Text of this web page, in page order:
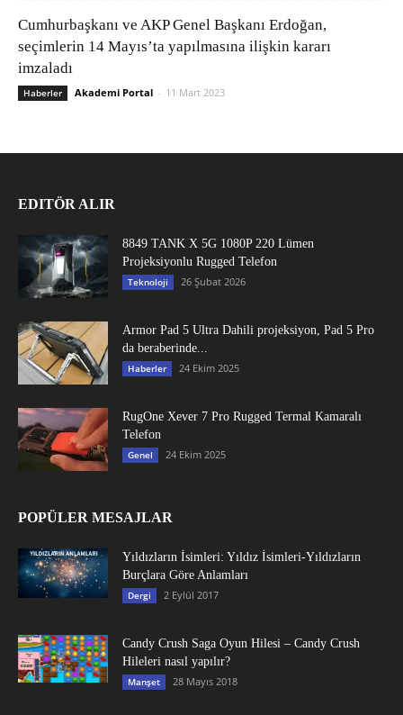
Cumhurbaşkanı ve AKP Genel Başkanı Erdoğan,
seçimlerin 14 Mayıs’ta yapılmasına ilişkin kararı
imzaladı
Haberler Akademi Portal - 11 Mart 2023
EDITÖR ALIR
8849 TANK X 5G 1080P 220 Lümen
Projeksiyonlu Rugged Telefon
Teknoloji 26 Şubat 2026
Armor Pad 5 Ultra Dahili projeksiyon, Pad 5 Pro
da beraberinde...
Haberler 24 Ekim 2025
RugOne Xever 7 Pro Rugged Termal Kamaralı
Telefon
Genel 24 Ekim 2025
POPÜLER MESAJLAR
Yıldızların İsimleri: Yıldız İsimleri-Yıldızların
Burçlara Göre Anlamları
Dergi 2 Eylül 2017
Candy Crush Saga Oyun Hilesi – Candy Crush
Hileleri nasıl yapılır?
Manşet 28 Mayıs 2018